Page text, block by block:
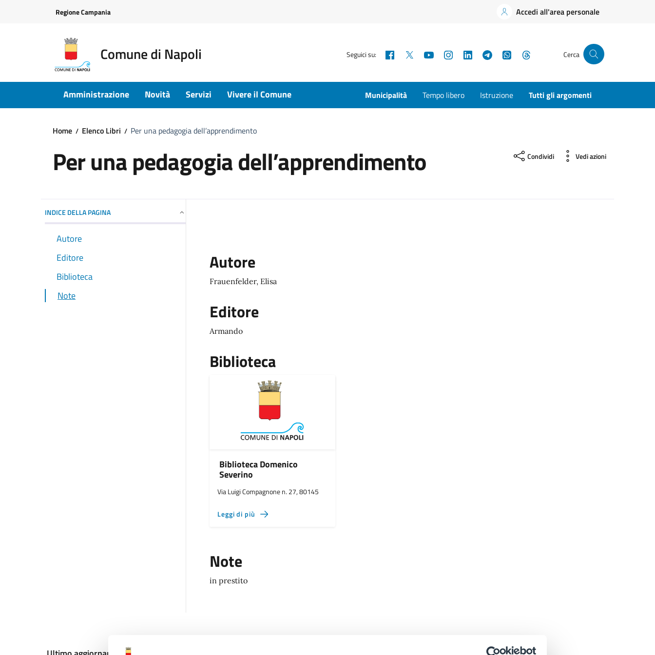
Regione Campania Accedi all'area personale
Comune di Napoli Seguici su: Facebook YouTubeInstagramLinkedInTelegramWhatsApp Cerca
Amministrazione Novità Servizi Vivere il Comune Municipalità Tempo libero Istruzione Tutti gli argomenti
Home Elenco Libri Per una pedagogia dell’apprendimento
Per una pedagogia dell’apprendimento Condividi Vedi azioni
INDICE DELLA PAGINA
Autore
Editore
Biblioteca
Note
Autore
Frauenfelder, Elisa
Editore
Armando
Biblioteca
Biblioteca Domenico
Severino
Via Luigi Compagnone n. 27, 80145
Leggi di più
Note
in prestito